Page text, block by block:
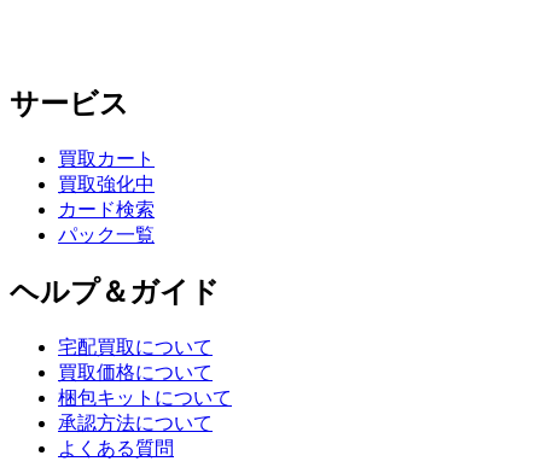
サービス
買取カート
買取強化中
カード検索
パック一覧
ヘルプ＆ガイド
宅配買取について
買取価格について
梱包キットについて
承認方法について
よくある質問